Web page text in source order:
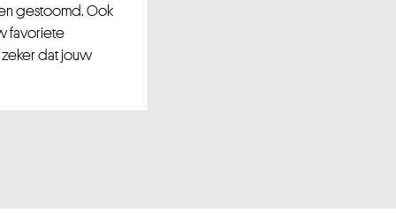
gestoomd. Ook
favoriete
dat jouw